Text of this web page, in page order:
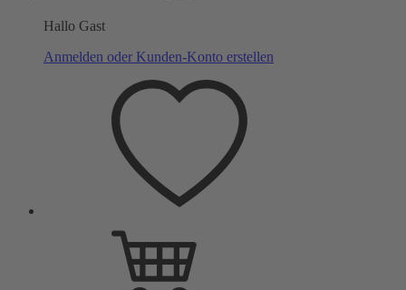
Hallo Gast
Anmelden oder Kunden-Konto erstellen